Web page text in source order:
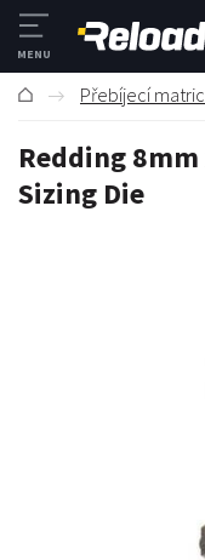
Přebíjecí
Redding
Sizing Die